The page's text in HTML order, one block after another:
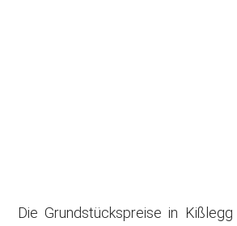
Die Grundstückspreise in